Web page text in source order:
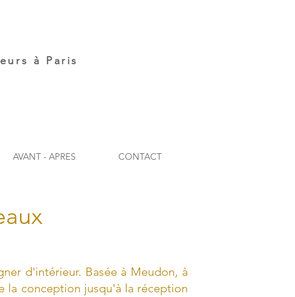
à Paris
AVANT - APRES CONTACT
d'intérieur. Basée à Meudon, à
la conception jusqu'à la réception